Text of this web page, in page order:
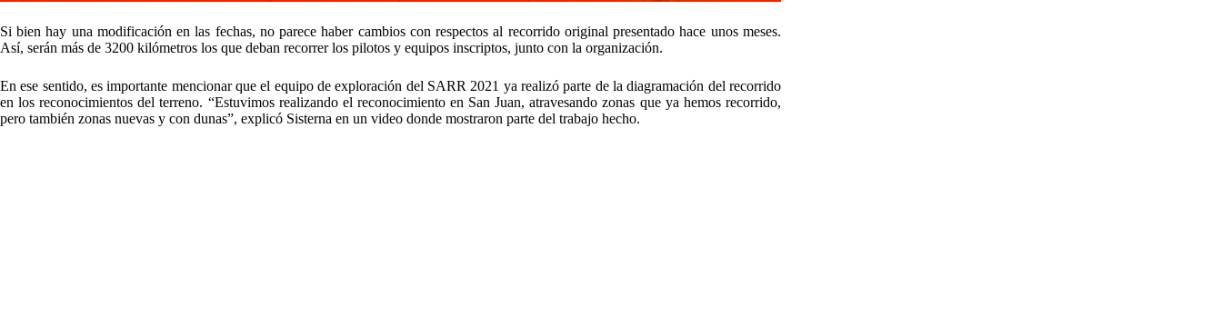
Si bien hay una modificación en las fechas, no parece haber cambios con respectos al recorrido original presentado hace unos meses.
Así, serán más de 3200 kilómetros los que deban recorrer los pilotos y equipos inscriptos, junto con la organización.
En ese sentido, es importante mencionar que el equipo de exploración del SARR 2021 ya realizó parte de la diagramación del recorrido
en los reconocimientos del terreno. “Estuvimos realizando el reconocimiento en San Juan, atravesando zonas que ya hemos recorrido,
pero también zonas nuevas y con dunas”, explicó Sisterna en un video donde mostraron parte del trabajo hecho.